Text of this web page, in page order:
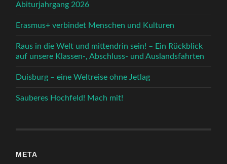
Abiturjahrgang 2026
Erasmus+ verbindet Menschen und Kulturen
Raus in die Welt und mittendrin sein! – Ein Rückblick
auf unsere Klassen-, Abschluss- und Auslandsfahrten
Duisburg – eine Weltreise ohne Jetlag
Sauberes Hochfeld! Mach mit!
META